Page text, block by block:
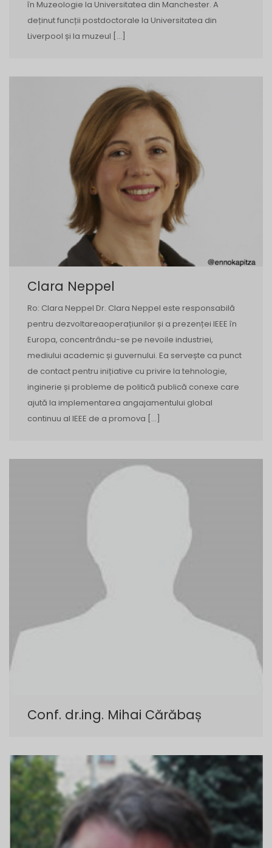
în Muzeologie la Universitatea din Manchester. A
deținut funcții postdoctorale la Universitatea din
Liverpool și la muzeul […]
Clara Neppel
Ro: Clara Neppel Dr. Clara Neppel este responsabilă
pentru dezvoltareaoperațiunilor și a prezenței IEEE în
Europa, concentrându-se pe nevoile industriei,
mediului academic și guvernului. Ea servește ca punct
de contact pentru inițiative cu privire la tehnologie,
inginerie și probleme de politică publică conexe care
ajută la implementarea angajamentului global
continuu al IEEE de a promova […]
Conf. dr.ing. Mihai Cărăbaș